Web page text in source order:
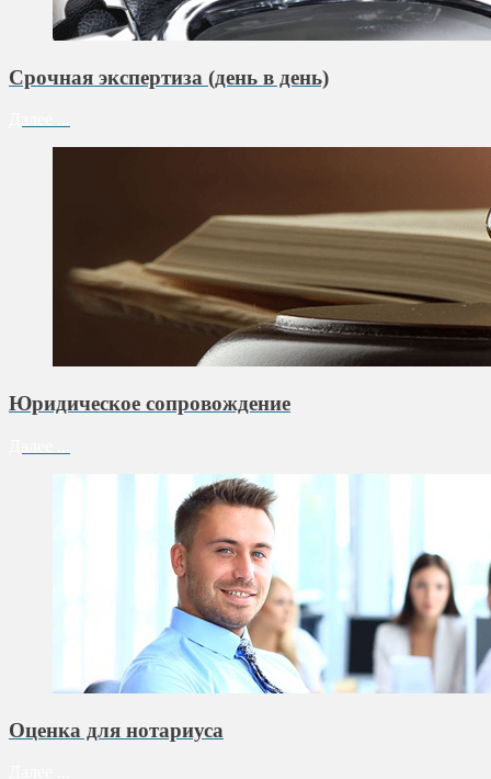
Срочная экспертиза (день в день)
Юридическое сопровождение
Оценка для нотариуса